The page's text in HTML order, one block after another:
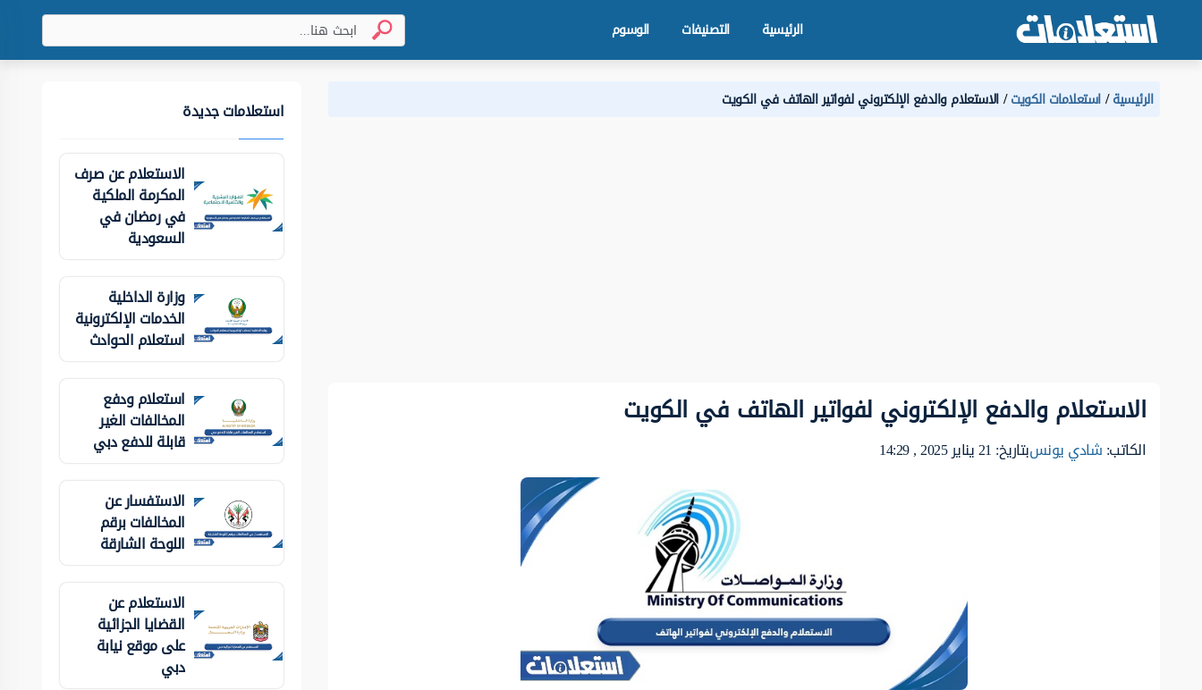
الرئيسية التصنيفات الوسوم
الرئيسية استعلامات الكويت الاستعلام والدفع الإلكتروني لفواتير الهاتف في الكويت
الاستعلام والدفع الإلكتروني لفواتير الهاتف في الكويت
الكاتب:شادي يونسبتاريخ: 21 يناير 2025 , 14:29
استعلامات جديدة
الاستعلام عن صرف
المكرمة الملكية
في رمضان في
السعودية
وزارة الداخلية
الخدمات الإلكترونية
استعلام الحوادث
استعلام ودفع
المخالفات الغير
قابلة للدفع دبي
الاستفسار عن
المخالفات برقم
اللوحة الشارقة
الاستعلام عن
القضايا الجزائية
على موقع نيابة
دبي